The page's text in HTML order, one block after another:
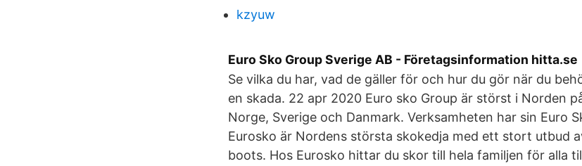
kzyuw
Euro Sko Group Sverige AB - Företagsinformation hitta.se
Se vilka du har, vad de gäller för och hur du gör när du
en skada. 22 apr 2020 Euro sko Group är störst i Norden
Norge, Sverige och Danmark. Verksamheten har sin Euro
Eurosko är Nordens största skokedja med ett stort utbud
boots. Hos Eurosko hittar du skor till hela familjen för alla